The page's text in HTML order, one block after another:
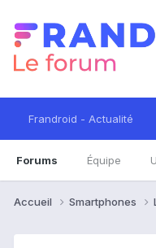
Frandroid - Actualité
Forums Équipe
Accueil Smartphones